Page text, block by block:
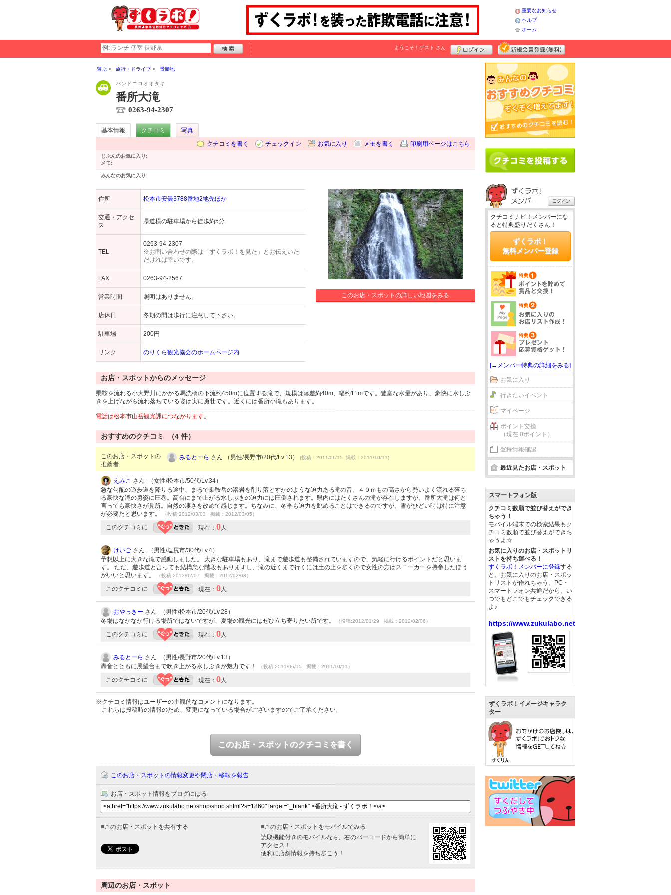
重要なお知らせ
ヘルプ
ホーム
ようこそ！ ゲスト さん
遊ぶ 旅行・ドライブ 景勝地
バンドコロオオタキ
番所大滝
0263-94-2307
基本情報 クチコミ
写真
クチコミを書く
チェックイン お気に入り メモを書く 印刷用ページはこちら
じぶんのお気に入り:
メモ:
みんなのお気に入り:
住所 松本市安曇3788番地2地先ほか
交通・アクセ
ス
県道横の駐車場から徒歩約5分
TEL
0263-94-2307
※お問い合わせの際は「ずくラボ！を見た」とお伝えいた
だければ幸いです。
FAX 0263-94-2567
営業時間 照明はありません。
店休日 冬期の間は歩行に注意して下さい。
駐車場 200円
リンク のりくら観光協会のホームページ内
このお店・スポットの詳しい地図をみる
お店・スポットからのメッセージ
乗鞍を流れる小大野川にかかる馬洗橋の下流約450mに位置する滝で、規模は落差約40m、幅約11mです。豊富な水量があり、豪快に水しぶ
きを上げながら流れ落ちている姿は実に勇壮です。近くには番所小滝もあります。
電話は松本市山岳観光課につながります。
おすすめのクチコミ （4 件）
このお店・スポットの
推薦者
みるとーら さん （男性/長野市/20代/Lv.13） (投稿：2011/06/15 掲載：2011/10/11)
えみこ さん （女性/松本市/50代/Lv.34）
急な勾配の遊歩道を降りる途中、まるで乗鞍岳の溶岩を削り落とすかのような迫力ある滝の音。４０ｍもの高さから勢いよく流れる落ち
る豪快な滝の勇姿に圧巻。高台にまで上がる水しぶきの迫力には圧倒されます。県内にはたくさんの滝が存在しますが、番所大滝は何と
言っても豪快さが見所。自然の凄さを改めて感じます。ちなみに、冬季も迫力を眺めることはできるのですが、雪がひどい時は特に注意
が必要だと思います。
（投稿:2012/03/03 掲載：2012/03/05）
このクチコミに 現在： 0人
けいご さん （男性/塩尻市/30代/Lv.4）
予想以上に大きな滝で感動しました。 大きな駐車場もあり、滝まで遊歩道も整備されていますので、気軽に行けるポイントだと思いま
す。 ただ、遊歩道と言っても結構急な階段もありますし、滝の近くまで行くには土の上を歩くので女性の方はスニーカーを持参したほう
がいいと思います。
（投稿:2012/02/07 掲載：2012/02/08）
このクチコミに 現在： 0人
おやっきー さん （男性/松本市/20代/Lv.28）
冬場はなかなか行ける場所ではないですが、夏場の観光にはぜひ立ち寄りたい所です。
（投稿:2012/01/29 掲載：2012/02/06）
このクチコミに 現在： 0人
みるとーら さん （男性/長野市/20代/Lv.13）
轟音とともに展望台まで吹き上がる水しぶきが魅力です！
（投稿:2011/06/15 掲載：2011/10/11）
このクチコミに 現在： 0人
※クチコミ情報はユーザーの主観的なコメントになります。
これらは投稿時の情報のため、変更になっている場合がございますのでご了承ください。
このお店・スポットのクチコミを書く
このお店・スポットの情報変更や閉店・移転を報告
お店・スポット情報をブログにはる
■このお店・スポットを共有する ■このお店・スポットをモバイルでみる
読取機能付きのモバイルなら、右のバーコードから簡単に
アクセス！
便利に店舗情報を持ち歩こう！
周辺のお店・スポット
クチコミナビ！メンバーにな
ると特典盛りだくさん！
ずくラボ！
無料メンバー登録
[→メンバー特典の詳細をみる]
お気に入り
行きたいイベント
マイページ
ポイント交換
（現在 0ポイント）
登録情報確認
最近見たお店・スポット
スマートフォン版
クチコミ数順で並び替えができ
ちゃう！
モバイル端末での検索結果もク
チコミ数順で並び替えができち
ゃうよ☆
お気に入りのお店・スポットリ
ストを持ち運べる！
ずくラボ！メンバーに登録する
と、お気に入りのお店・スポッ
トリストが作れちゃう。PC・
スマートフォン共通だから、い
つでもどこでもチェックできる
よ♪
https://www.zukulabo.net/
ずくラボ！イメージキャラク
ター